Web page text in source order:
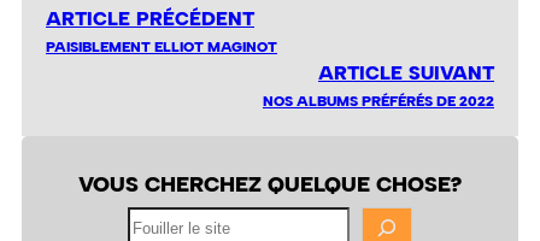
ARTICLE PRÉCÉDENT
PAISIBLEMENT ELLIOT MAGINOT
ARTICLE SUIVANT
NOS ALBUMS PRÉFÉRÉS DE 2022
VOUS CHERCHEZ QUELQUE CHOSE?